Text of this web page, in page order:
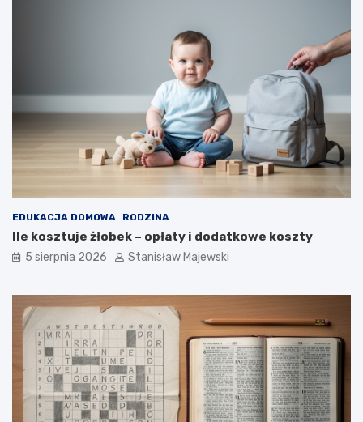
EDUKACJA DOMOWA RODZINA
Ile kosztuje żłobek – opłaty i dodatkowe koszty
5 sierpnia 2026 Stanisław Majewski